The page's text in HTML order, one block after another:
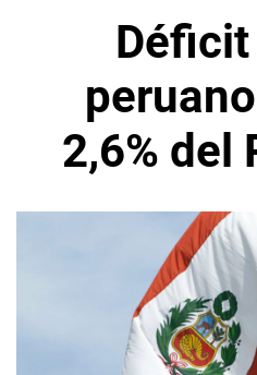
Déficit
2,6% del
año